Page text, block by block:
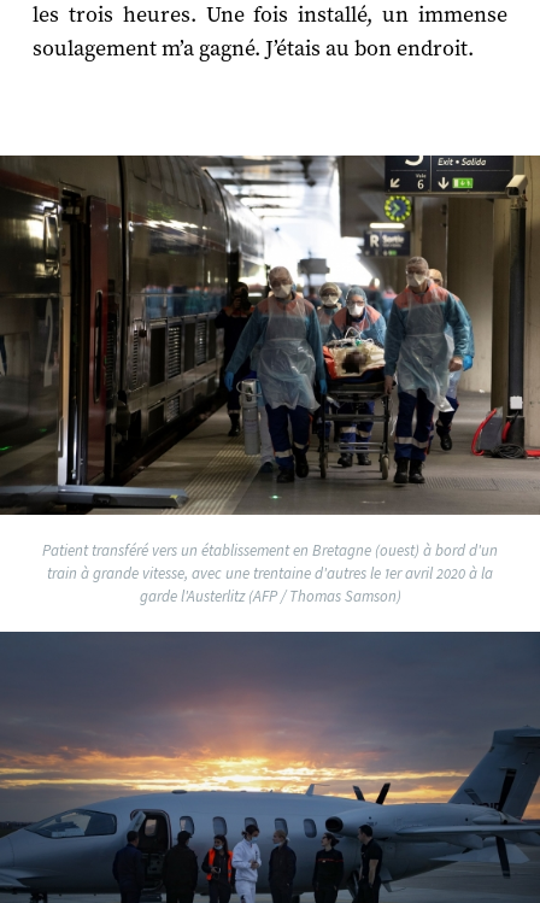
les trois heures. Une fois installé, un immense
soulagement m’a gagné. J’étais au bon endroit.
Patient transféré vers un établissement en Bretagne (ouest) à bord d'un
train à grande vitesse, avec une trentaine d'autres le 1er avril 2020 à la
garde l'Austerlitz (AFP / Thomas Samson)